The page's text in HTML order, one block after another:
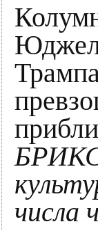
БРИКС
числа